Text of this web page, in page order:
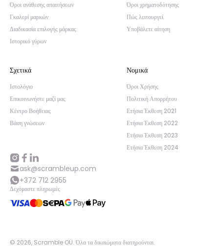
Όροι ανάθεσης απαιτήσεων
Γκαλερί μαρκών
Διαδικασία επιλογής μάρκας
Ιστορικό γύρων
Όροι χρηματοδότησης
Πώς λειτουργεί
Υποβάλετε αίτηση
Σχετικά
Ιστολόγιο
Επικοινωνήστε μαζί μας
Κέντρο Βοήθειας
Βάση γνώσεων
Νομικά
Όροι Χρήσης
Πολιτική Απορρήτου
Ετήσια Έκθεση 2021
Ετήσια Έκθεση 2022
Ετήσια Έκθεση 2023
Ετήσια Έκθεση 2024
ask@scrambleup.com
+372 712 2955
Δεχόμαστε πληρωμές
© 2026, Scramble OÜ. Όλα τα δικαιώματα διατηρούνται.